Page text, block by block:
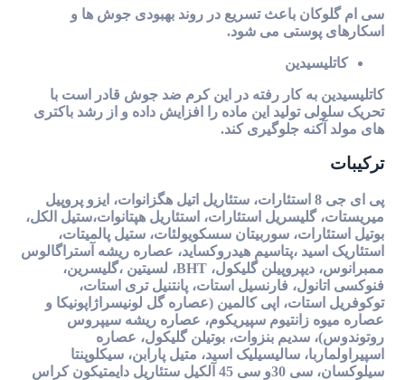
سی ام گلوکان باعث تسریع در روند بهبودی جوش ها و
اسکارهای پوستی می شود.
کاتلیسیدین
کاتلیسیدین به کار رفته در این کرم ضد جوش قادر است با
تحریک سلولی تولید این ماده را افزایش داده و از رشد باکتری
های مولد آکنه جلوگیری کند.
ترکیبات
پی ای جی 8 استئارات، ستئاریل اتیل هگزانوات، ایزو پروپیل
میریستات، گلیسریل استئارات، استئاریل هپتانوات،ستیل الکل،
بوتیل استئارات، سوربیتان سسکویولئات، ستیل پالمیتات،
استئاریک اسید ،پتاسیم هیدروکساید، عصاره ریشه آستراگالوس
ممبرانوس، دیپروپیلن گلیکول، BHT، لسیتین ،گلیسرین،
فنوکسی اتانول، فارنسیل استات، پانتنیل تری استات،
توکوفریل استات، اپی کالمین (عصاره گل لونیسراژاپونیکا و
عصاره میوه زانتیوم سپیریکوم، عصاره ریشه سیپروس
روتوندوس)، سدیم بنزوات، بوتیلن گلیکول، عصاره
اسپیراولماربا، سالیسیلیک اسید، متیل پارابن، سیکلوپنتا
سیلوکسان، سی 30و سی 45 آلکیل ستئاریل دایمتیکون کراس